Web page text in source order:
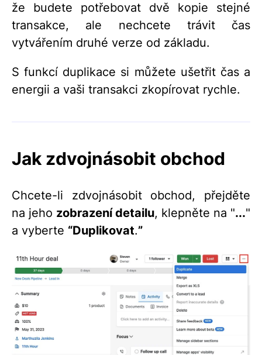
že budete potřebovat dvě kopie stejné
transakce, ale nechcete trávit čas
vytvářením druhé verze od základu.
S funkcí duplikace si můžete ušetřit čas a
energii a vaši transakci zkopírovat rychle.
Jak zdvojnásobit obchod
Chcete-li zdvojnásobit obchod, přejděte
na jeho zobrazení detailu, klepněte na "..."
a vyberte “Duplikovat.”